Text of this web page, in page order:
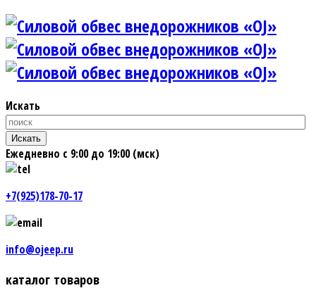
Искать
Искать
Ежедневно с 9:00 до 19:00 (мск)
+7(925)178-70-17
info@ojeep.ru
каталог товаров